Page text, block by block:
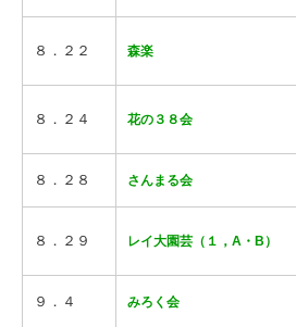
８．２２ 森楽
８．２４ 花の３８会
８．２８ さんまる会
８．２９ レイ大園芸（１，A・B）
９．４ みろく会